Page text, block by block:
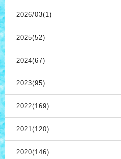
2026/03(1)
2025(52)
2024(67)
2023(95)
2022(169)
2021(120)
2020(146)